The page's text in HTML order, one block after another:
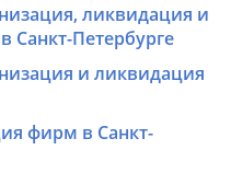
ликвидация и
Санкт-Петербурге
и ликвидация
фирм в Санкт-